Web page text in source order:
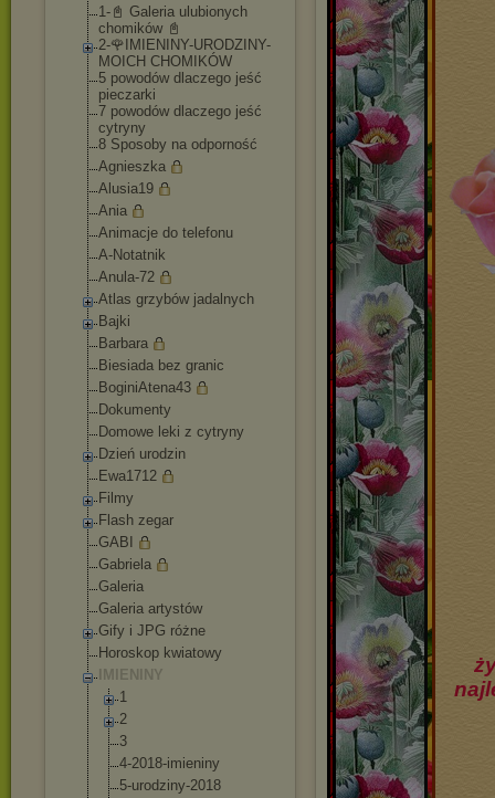
1-📓 Galeria ulubionych
chomików 📓
2-🌹IMIENINY-URODZINY-
MOICH CHOMIKÓW
5 powodów dlaczego jeść
pieczarki
7 powodów dlaczego jeść
cytryny
8 Sposoby na odporność
Agnieszka
Alusia19
Ania
Animacje do telefonu
A-Notatnik
Anula-72
Atlas grzybów jadalnych
Bajki
Barbara
Biesiada bez granic
BoginiAtena43
Dokumenty
Domowe leki z cytryny
Dzień urodzin
Ewa1712
Filmy
Flash zegar
GABI
Gabriela
Galeria
Galeria artystów
Gify i JPG różne
Horoskop kwiatowy
IMIENINY
1
2
3
4-2018-imieniny
5-urodziny-2018